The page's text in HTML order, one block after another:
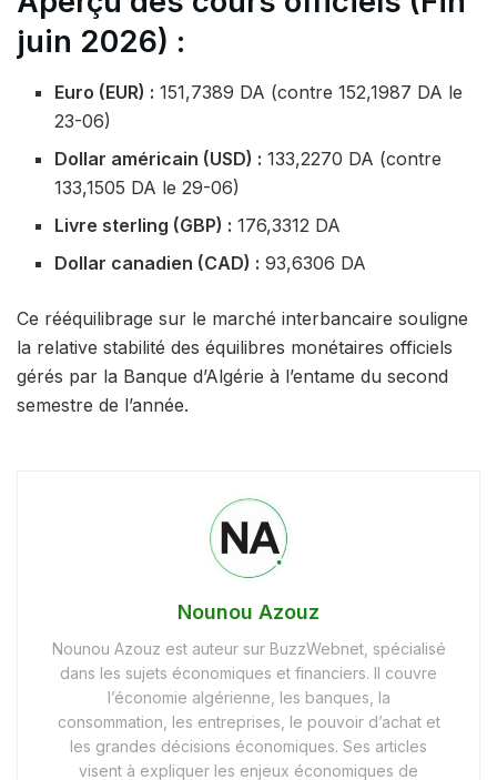
juin 2026) :
Euro (EUR) : 151,7389 DA (contre 152,1987 DA le
23-06)
Dollar américain (USD) : 133,2270 DA (contre
133,1505 DA le 29-06)
Livre sterling (GBP) : 176,3312 DA
Dollar canadien (CAD) : 93,6306 DA
Ce rééquilibrage sur le marché interbancaire souligne
la relative stabilité des équilibres monétaires officiels
gérés par la Banque d’Algérie à l’entame du second
semestre de l’année.
Nounou Azouz
Nounou Azouz est auteur sur BuzzWebnet, spécialisé
dans les sujets économiques et financiers. Il couvre
l’économie algérienne, les banques, la
consommation, les entreprises, le pouvoir d’achat et
les grandes décisions économiques. Ses articles
visent à expliquer les enjeux économiques de